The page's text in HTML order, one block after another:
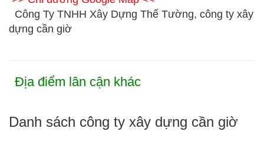
Công Ty TNHH Xây Dựng Thế Tường, công ty xây
dựng cần giờ
Địa điểm lân cận khác
Danh sách công ty xây dựng cần giờ